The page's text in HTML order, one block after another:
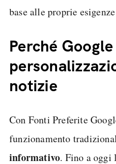
base alle proprie
Perché
notizie
Con Fonti Preferite
funzionamento
informativo. Fino a oggi